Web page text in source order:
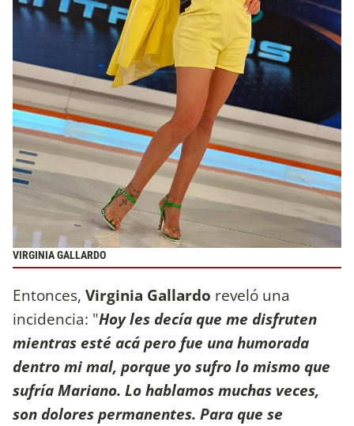
VIRGINIA GALLARDO
Entonces, Virginia Gallardo reveló una
incidencia: "Hoy les decía que me disfruten
mientras esté acá pero fue una humorada
dentro mi mal, porque yo sufro lo mismo que
sufría Mariano. Lo hablamos muchas veces,
son dolores permanentes. Para que se